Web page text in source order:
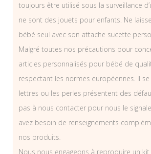
toujours être utilisé sous la surveillance
ne sont des jouets pour enfants. Ne
bébé seul avec son attache sucette
Malgré toutes nos précautions pour
articles personnalisés pour bébé de
respectant les normes européennes. Il
lettres ou les perles présentent des
pas à nous contacter pour nous le
avez besoin de renseignements
nos produits.
Nous nous engageons à reproduire un